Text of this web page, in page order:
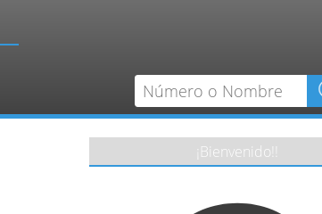
¡Bienvenido!!